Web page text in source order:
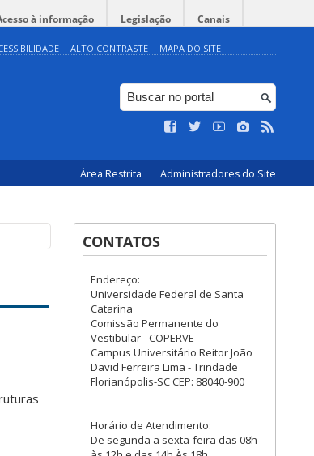
à informação Legislação Canais
ALTO CONTRASTE MAPA DO SITE
Área Restrita Administradores do Site
CONTATOS
Endereço:
Universidade Federal de Santa
Catarina
Comissão Permanente do
Vestibular - COPERVE
Campus Universitário Reitor João
David Ferreira Lima - Trindade
Florianópolis-SC CEP: 88040-900
Horário de Atendimento:
De segunda a sexta-feira das 08h